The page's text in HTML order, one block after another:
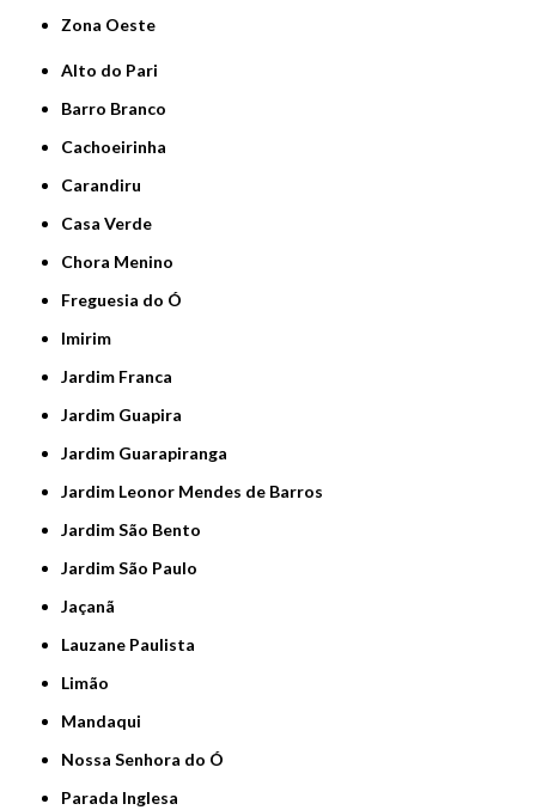
Zona Oeste
Alto do Pari
Barro Branco
Cachoeirinha
Carandiru
Casa Verde
Chora Menino
Freguesia do Ó
Imirim
Jardim Franca
Jardim Guapira
Jardim Guarapiranga
Jardim Leonor Mendes de Barros
Jardim São Bento
Jardim São Paulo
Jaçanã
Lauzane Paulista
Limão
Mandaqui
Nossa Senhora do Ó
Parada Inglesa